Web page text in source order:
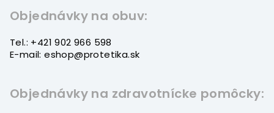
Objednávky na obuv:
Tel.: +421 902 966 598
E-mail: eshop@protetika.sk
Objednávky na zdravotnícke pomôcky: